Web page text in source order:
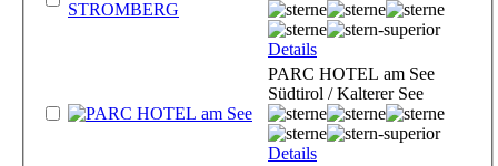
Details
PARC HOTEL am See
Südtirol / Kalterer See
Details